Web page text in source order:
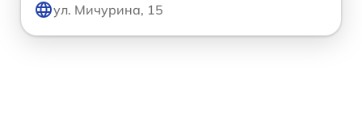
ул. Мичурина, 15